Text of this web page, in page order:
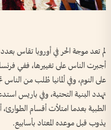
لم تعد موجة الحر في أوروبا تقاس
أجبرت الناس على تغييرها، ففي
على النوم، وفي ألمانيا طُلب من
تهدد البنية التحتية، وفي باريس
الطبية بعدما امتلأت أقسام
يذوب قبل موعده المعتاد بأسابيع.